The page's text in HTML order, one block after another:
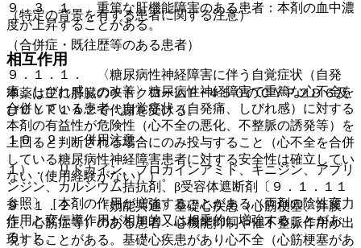
９．３．１． 重篤な肝機能障害のある患者：本剤の血中濃
度が上昇することがある。
相互作用
本薬は主に肝臓のチトクロームＰ−４５０のＣＹＰ２Ｄ６及
びＣＹＰ１Ａ２で代謝を受ける。
１０．２． 併用注意：
１）． リドカイン、プロカインアミド、キニジン、アプリ
ンジン、カルシウム拮抗剤、β受容体遮断剤〔９．１．１１
参照〕［本剤の作用が増強することがある（両剤の陰性変力
作用と変伝導作用が相加的又は相乗的に増強することがあ
る）］。
（特定の背景を有する患者に関する注意）
（合併症・既往歴等のある患者）
９．１．１． 〈糖尿病性神経障害に伴う自覚症状（自発
痛、しびれ感）の改善〉糖尿病性神経障害で重篤な心不全を
合併している患者：自覚症状（自発痛、しびれ感）に対する
本剤の有益性が危険性（心不全の悪化、不整脈の誘発等）を
上回ると判断される場合にのみ投与すること（心不全を合併
している糖尿病性神経障害患者に対する安全性は確立してい
ない（使用経験がない））。
９．１．２． 〈効能共通〉基礎心疾患（心筋梗塞、弁膜
症、心筋症等）のある患者：心機能抑制や催不整脈作用が出
現することがある。基礎心疾患があり心不全（心筋梗塞があ